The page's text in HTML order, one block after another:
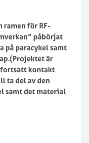
ramen för RF-
påbörjat
på paracykel samt
är
fortsatt kontakt
ta del av den
samt det material